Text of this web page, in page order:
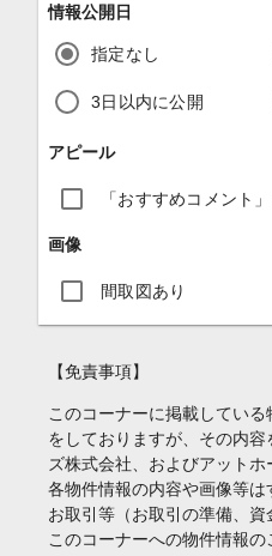
情報公開日
指定なし
3日以内に公開
アピール
「おすすめコメント
画像
間取図あり
【免責事項】
このコーナーに掲載してい
をしておりますが、その内
ズ株式会社、およびアットホ
各物件情報の内容や画像等は
お取引等（お取引の準備、
このコーナーへの物件情報